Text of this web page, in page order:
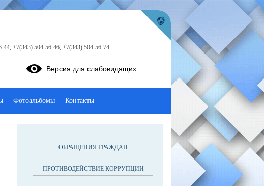
ОБРАЩЕНИЯ ГРАЖДАН
ПРОТИВОДЕЙСТВИЕ КОРРУПЦИИ
44, +7(343) 504-56-46, +7(343) 504-56-74
Версия для слабовидящих
Фотоальбомы Контакты